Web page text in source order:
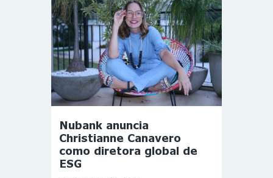
Nubank anuncia
Christianne Canavero
como diretora global de
ESG